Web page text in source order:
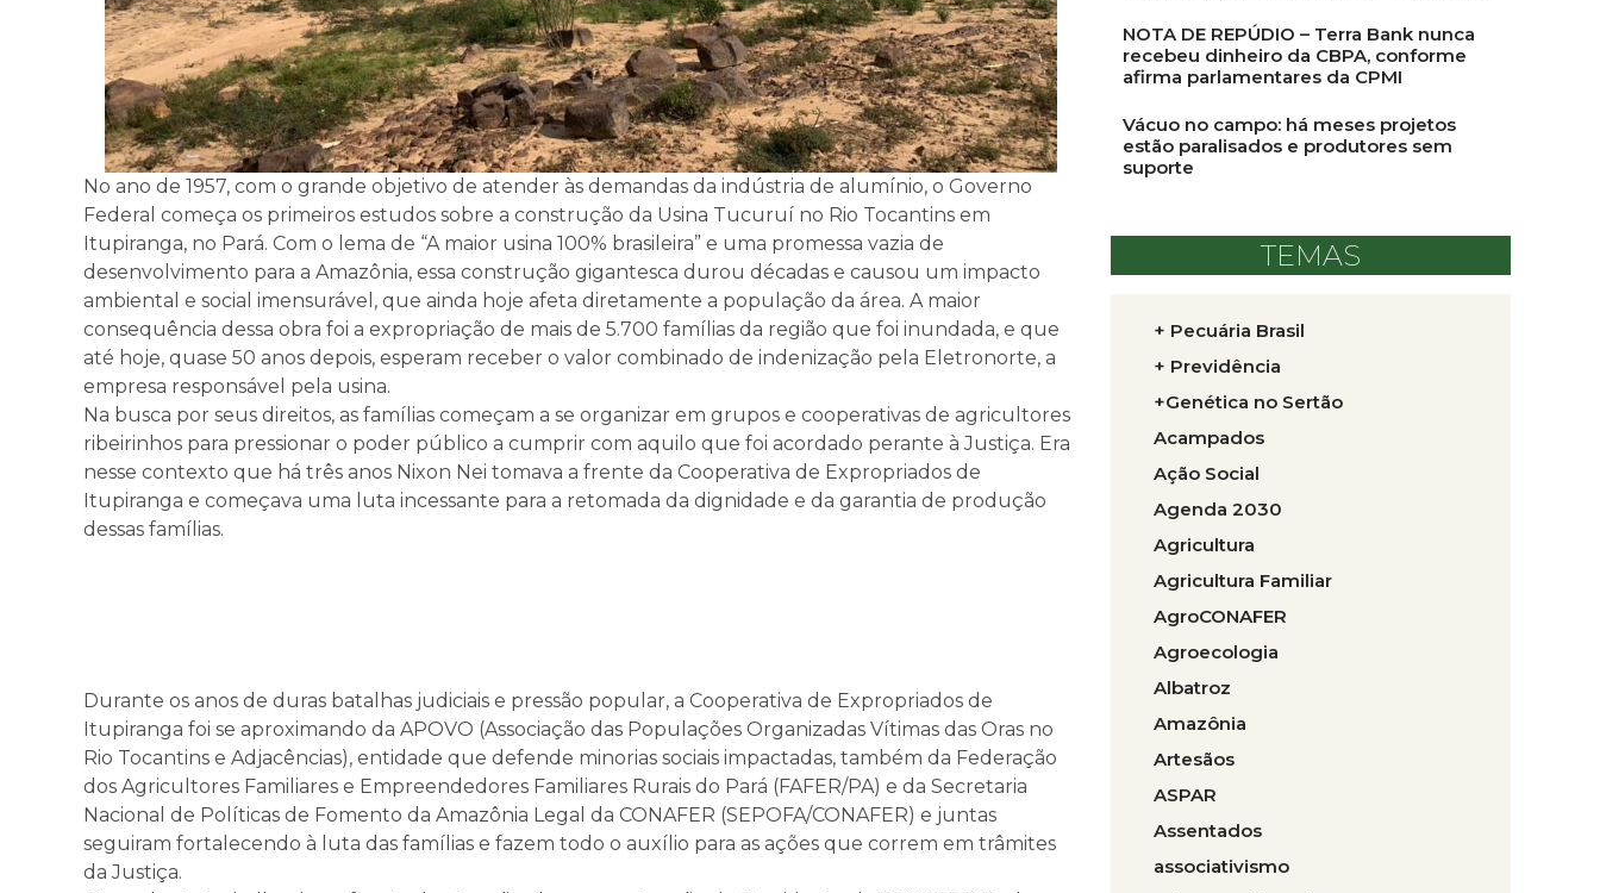
No ano de 1957, com o grande objetivo de atender às demandas da indústria de alumínio, o Governo
Federal começa os primeiros estudos sobre a construção da Usina Tucuruí no Rio Tocantins em
Itupiranga, no Pará. Com o lema de “A maior usina 100% brasileira” e uma promessa vazia de
desenvolvimento para a Amazônia, essa construção gigantesca durou décadas e causou um impacto
ambiental e social imensurável, que ainda hoje afeta diretamente a população da área. A maior
consequência dessa obra foi a expropriação de mais de 5.700 famílias da região que foi inundada, e que
até hoje, quase 50 anos depois, esperam receber o valor combinado de indenização pela Eletronorte, a
empresa responsável pela usina.
Na busca por seus direitos, as famílias começam a se organizar em grupos e cooperativas de agricultores
ribeirinhos para pressionar o poder público a cumprir com aquilo que foi acordado perante à Justiça. Era
nesse contexto que há três anos Nixon Nei tomava a frente da Cooperativa de Expropriados de
Itupiranga e começava uma luta incessante para a retomada da dignidade e da garantia de produção
dessas famílias.
Durante os anos de duras batalhas judiciais e pressão popular, a Cooperativa de Expropriados de
Itupiranga foi se aproximando da APOVO (Associação das Populações Organizadas Vítimas das Oras no
Rio Tocantins e Adjacências), entidade que defende minorias sociais impactadas, também da Federação
dos Agricultores Familiares e Empreendedores Familiares Rurais do Pará (FAFER/PA) e da Secretaria
Nacional de Políticas de Fomento da Amazônia Legal da CONAFER (SEPOFA/CONAFER) e juntas
seguiram fortalecendo à luta das famílias e fazem todo o auxílio para as ações que correm em trâmites
da Justiça.
NOTA DE REPÚDIO – Terra Bank nunca
recebeu dinheiro da CBPA, conforme
afirma parlamentares da CPMI
Vácuo no campo: há meses projetos
estão paralisados e produtores sem
suporte
TEMAS
+ Pecuária Brasil
+ Previdência
+Genética no Sertão
Acampados
Ação Social
Agenda 2030
Agricultura
Agricultura Familiar
AgroCONAFER
Agroecologia
Albatroz
Amazônia
Artesãos
ASPAR
Assentados
associativismo